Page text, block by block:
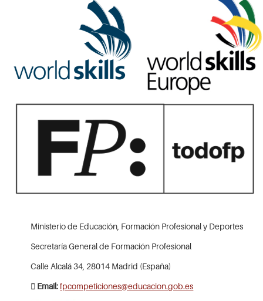
Ministerio de Educación, Formación Profesional y Deportes
Secretaría General de Formación Profesional
Calle Alcalá 34, 28014 Madrid (España)
Email:fpcompeticiones@educacion.gob.es